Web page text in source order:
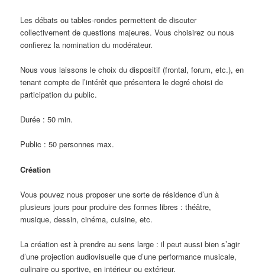
Les débats ou tables-rondes permettent de discuter
collectivement de questions majeures. Vous choisirez ou nous
confierez la nomination du modérateur.
Nous vous laissons le choix du dispositif (frontal, forum, etc.), en
tenant compte de l’intérêt que présentera le degré choisi de
participation du public.
Durée : 50 min.
Public : 50 personnes max.
Création
Vous pouvez nous proposer une sorte de résidence d’un à
plusieurs jours pour produire des formes libres : théâtre,
musique, dessin, cinéma, cuisine, etc.
La création est à prendre au sens large : il peut aussi bien s’agir
d’une projection audiovisuelle que d’une performance musicale,
culinaire ou sportive, en intérieur ou extérieur.